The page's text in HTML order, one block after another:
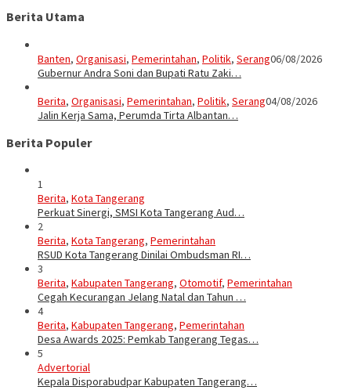
Berita Utama
Banten, Organisasi, Pemerintahan, Politik, Serang06/08/2026
Gubernur Andra Soni dan Bupati Ratu Zaki…
Berita, Organisasi, Pemerintahan, Politik, Serang04/08/2026
Jalin Kerja Sama, Perumda Tirta Albantan…
Berita Populer
1
Berita, Kota Tangerang
Perkuat Sinergi, SMSI Kota Tangerang Aud…
2
Berita, Kota Tangerang, Pemerintahan
RSUD Kota Tangerang Dinilai Ombudsman RI…
3
Berita, Kabupaten Tangerang, Otomotif, Pemerintahan
Cegah Kecurangan Jelang Natal dan Tahun …
4
Berita, Kabupaten Tangerang, Pemerintahan
Desa Awards 2025: Pemkab Tangerang Tegas…
5
Advertorial
Kepala Disporabudpar Kabupaten Tangerang…